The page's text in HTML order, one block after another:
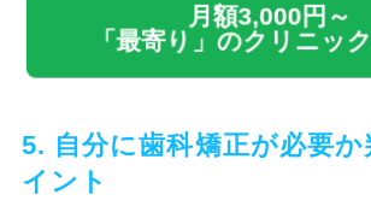
月額3,000円～
「最寄り」のクリニッ
5. 自分に歯科矯正が必要か
イント